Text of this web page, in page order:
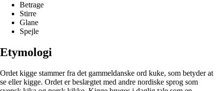
Betrage
Stirre
Glane
Spejle
Etymologi
Ordet kigge stammer fra det gammeldanske ord kuke, som betyder at
se eller kigge. Ordet er beslægtet med andre nordiske sprog som